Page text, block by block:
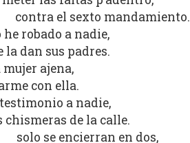
contra el sexto mandamiento.
robado a nadie,
dan sus padres.
ajena,
con ella.
a nadie,
de la calle.
solo se encierran en dos,